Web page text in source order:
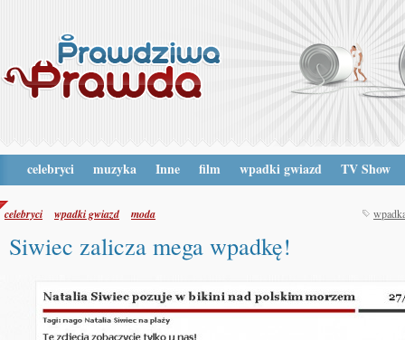
celebryci muzyka Inne film wpadki gwiazd TV Show
celebryci wpadki gwiazd moda
Siwiec zalicza mega wpadkę!